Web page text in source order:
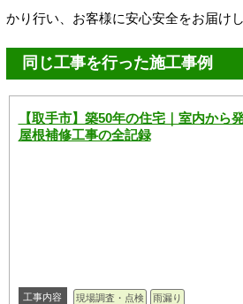
かり行い、お客様に安心安全をお届け
同じ工事を行った施工事例
【取手市】築50年の住宅｜室内から
屋根補修工事の全記録
工事内容 現場調査・点検
雨漏り